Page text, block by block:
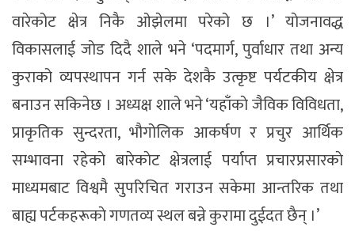
वारेकोट क्षेत्र निकै ओझेलमा परेको छ ।’ याेजनावद्ध
विकासलाई जाेड दिदै शाले भने ‘पदमार्ग, पुर्वाधार तथा अन्य
कुराको व्यपस्थापन गर्न सके देशकै उत्कृष्ट पर्यटकीय क्षेत्र
बनाउन सकिनेछ । अध्यक्ष शाले भने ‘यहाँकाे जैविक विविधता,
प्राकृतिक सुन्दरता, भौगोलिक आकर्षण र प्रचुर आर्थिक
सम्भावना रहेकाे बारेकाेट क्षेत्रलाई पर्याप्त प्रचारप्रसारकाे
माध्यमबाट विश्वमै सुपरिचित गराउन सकेमा आन्तरिक तथा
बाह्य पर्टकहरूकाे गणतव्य स्थल बन्ने कुरामा दुईदत छैन् ।’